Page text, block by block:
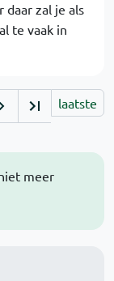
meer
daar zal je als
te vaak in
laatste